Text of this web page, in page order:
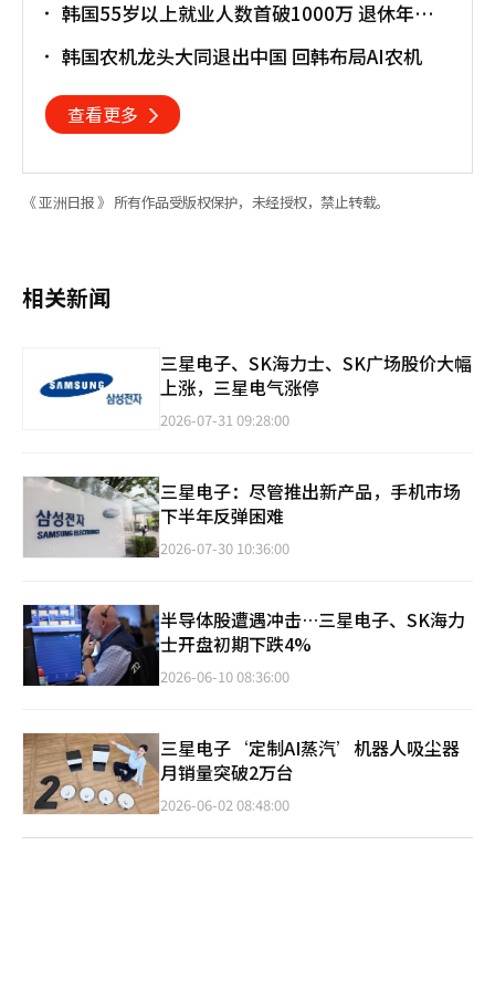
韩国55岁以上就业人数首破1000万 退休年龄
韩国农机龙头大同退出中国 回韩布局AI农机
查看更多
《 亚洲日报 》 所有作品受版权保护，未经授权，禁止转载。
相关新闻
三星电子、SK海力士、SK广场股价大幅
上涨，三星电气涨停
2026-07-31 09:28:00
三星电子：尽管推出新产品，手机市场
下半年反弹困难
2026-07-30 10:36:00
半导体股遭遇冲击…三星电子、SK海力
士开盘初期下跌4%
2026-06-10 08:36:00
三星电子‘定制AI蒸汽’机器人吸尘器
月销量突破2万台
2026-06-02 08:48:00